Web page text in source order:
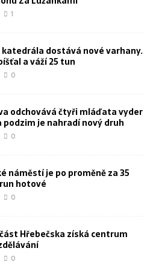
1
dostává nové varhany.
a váží 25 tun
0
odchovává čtyři mláďata vyder
podzim je nahradí nový druh
0
náměstí je po proměně za 35
hotové
0
Hřebečska získá centrum
0